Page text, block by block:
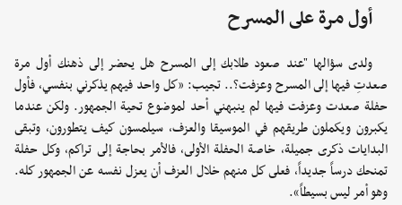
أول مرة على المسرح
ولدى سؤالها "عند صعود طلابك إلى المسرح هل يحضر إلى ذهنك أول مرة
صعدتِ فيها إلى المسرح وعزفت؟.. تجيب: «كل واحد فيهم يذكرني بنفسي، فأول
حفلة صعدت وعزفت فيها لم ينبهني أحد لموضوع تحية الجمهور. ولكن عندما
يكبرون ويكملون طريقهم في الموسيقا والعزف، سيلمسون كيف يتطورون، وتبقى
البدايات ذكرى جميلة، خاصة الحفلة الأولى، فالأمر بحاجة إلى تراكم، وكل حفلة
تمنحك درساً جديداً، فعلى كل منهم خلال العزف أن يعزل نفسه عن الجمهور كله.
وهو أمر ليس بسيطاً».